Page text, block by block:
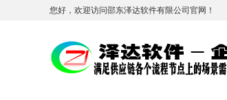
您好，欢迎访问邵东泽达软件有限公司官网！